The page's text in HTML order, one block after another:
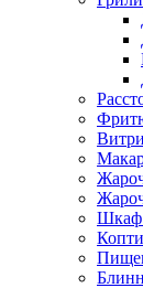
Шкаф